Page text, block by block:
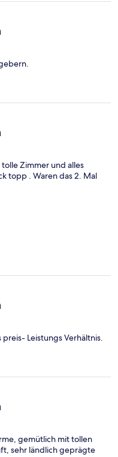
Zimmer und alles
topp . Waren das 2. Mal
Leistungs Verhältnis.
gemütlich mit tollen
sehr ländlich geprägte